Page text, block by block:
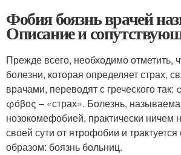
Фобия боязнь врачей
Описание и
Прежде всего, необходимо отметить,
болезни, которая определяет страх,
врачами, переводят с греческого
φόβος – «страх». Болезнь,
нозокомефобией, практически ничем
своей сути от ятрофобии и
образом: боязнь больниц.